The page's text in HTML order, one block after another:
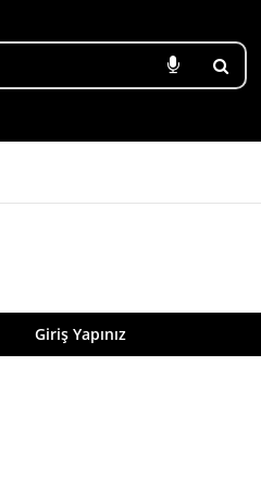
Giriş Yapınız